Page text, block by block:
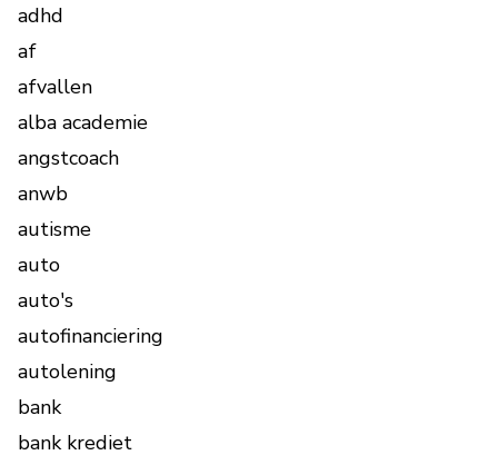
adhd
af
afvallen
alba academie
angstcoach
anwb
autisme
auto
auto's
autofinanciering
autolening
bank
bank krediet